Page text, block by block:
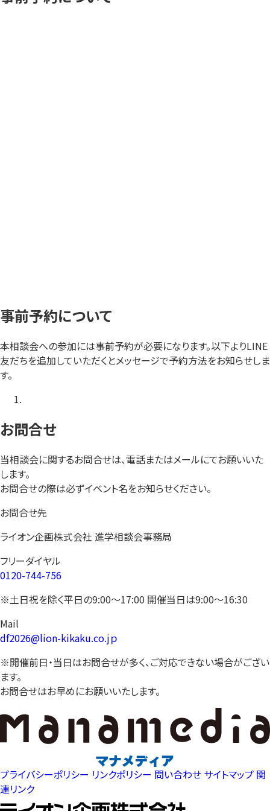
事前予約について
本相談会への参加には事前予約が必要になります。以下よりLINE
友だちを追加していただくとメッセージで予約方法をお知らせしま
す。
お問合せ
当相談会に関するお問合せは、電話またはメールにてお願いいた
します。
お問合せの際は必ずイベント名をお知らせください。
お問合せ先
ライオン企画株式会社 進学相談会事務局
フリーダイヤル
0120-744-756
※土日祝を除く平日の9:00〜17:00 開催当日は9:00〜16:30
Mail
df2026@lion-kikaku.co.jｐ
※開催前日・当日はお問合せが多く、ご対応できない場合がござい
ます。
お問合せはお早めにお願いいたします。
プライバシーポリシー リンクポリシー 問い合わせ サイトマップ 関
連リンク